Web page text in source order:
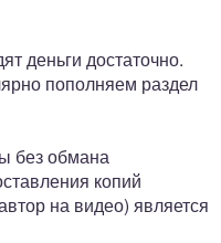
деньги достаточно.
пополняем раздел
без обмана
копий
на видео) является